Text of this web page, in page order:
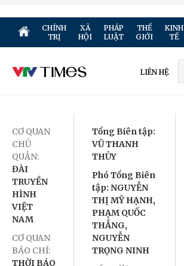
CHÍNH
TRỊ
XÃ
HỘI
PHÁP
LUẬT
THẾ
GIỚI
KINH
TẾ
LIÊN HỆ
CƠ QUAN
CHỦ
QUẢN:
ĐÀI
TRUYỀN
HÌNH
VIỆT
NAM
CƠ QUAN
BÁO CHÍ:
THỜI BÁO
Tổng Biên tập:
VŨ THANH
THỦY
Phó Tổng Biên
tập: NGUYỄN
THỊ MỸ HẠNH,
PHẠM QUỐC
THẮNG,
NGUYỄN
TRỌNG NINH